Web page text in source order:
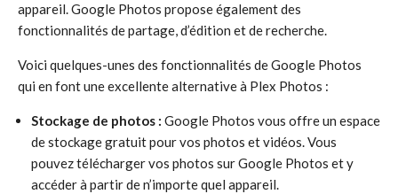
appareil. Google Photos propose également des
fonctionnalités de partage, d’édition et de recherche.
Voici quelques-unes des fonctionnalités de Google Photos
qui en font une excellente alternative à Plex Photos :
Stockage de photos : Google Photos vous offre un espace
de stockage gratuit pour vos photos et vidéos. Vous
pouvez télécharger vos photos sur Google Photos et y
accéder à partir de n’importe quel appareil.